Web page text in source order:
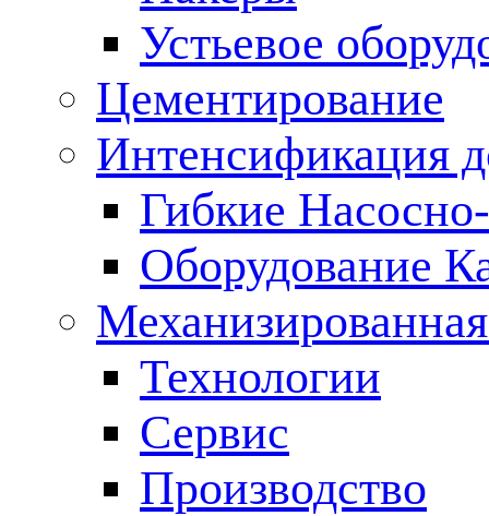
Устьевое
Цементирование
Интенсификация
Гибкие
Оборудование
Технологии
Сервис
Производство